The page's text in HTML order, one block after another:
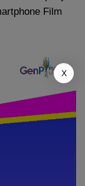
Film
X